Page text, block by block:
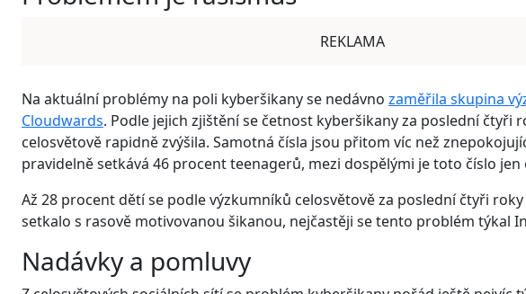
REKLAMA
Na aktuální problémy na poli kyberšikany se nedávno zaměřila skupina
Cloudwards. Podle jejich zjištění se četnost kyberšikany za poslední čtyři
celosvětově rapidně zvýšila. Samotná čísla jsou přitom víc než
pravidelně setkává 46 procent teenagerů, mezi dospělými je toto číslo
Až 28 procent dětí se podle výzkumníků celosvětově za poslední čtyři
setkalo s rasově motivovanou šikanou, nejčastěji se tento problém týkal
Nadávky a pomluvy